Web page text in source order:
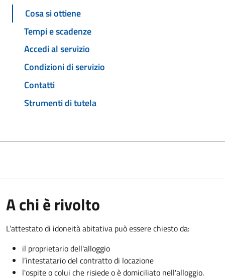
Cosa si ottiene
Tempi e scadenze
Accedi al servizio
Condizioni di servizio
Contatti
Strumenti di tutela
A chi è rivolto
L’attestato di idoneità abitativa può essere chiesto da:
il proprietario dell'alloggio
l’intestatario del contratto di locazione
l'ospite o colui che risiede o è domiciliato nell'alloggio.